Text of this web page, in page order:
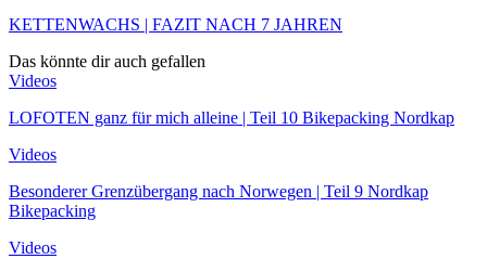
KETTENWACHS | FAZIT NACH 7 JAHREN
Das könnte dir auch gefallen
Videos
LOFOTEN ganz für mich alleine | Teil 10 Bikepacking Nordkap
Videos
Besonderer Grenzübergang nach Norwegen | Teil 9 Nordkap
Bikepacking
Videos